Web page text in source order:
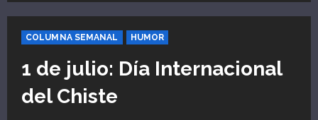
COLUMNA SEMANAL HUMOR
1 de julio: Día Internacional
del Chiste